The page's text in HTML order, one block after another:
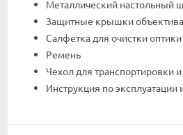
Металлический настольный
Защитные крышки
Салфетка для очистки оптики
Ремень
Чехол для транспортировки
Инструкция по эксплуатации